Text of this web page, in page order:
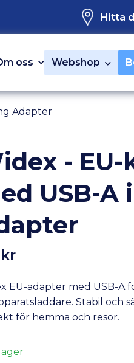
Hitta
oss Webshop
Adapter
-
USB-A
kr
EU-adapter med USB-A
Stabil och
för hemma och resor.